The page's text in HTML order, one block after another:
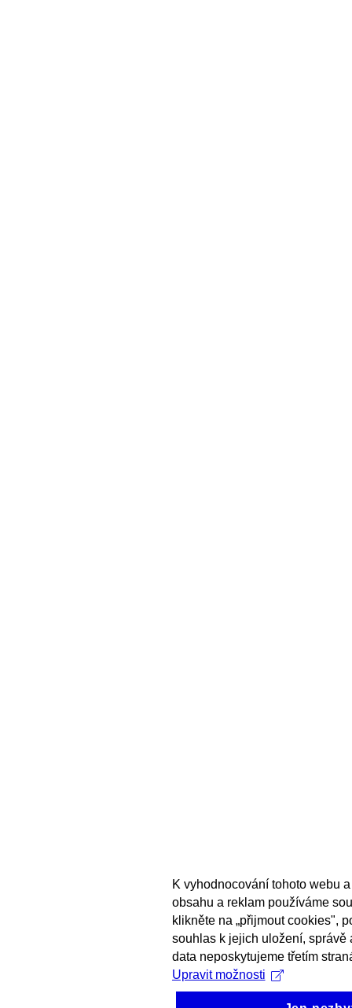
K vyhodnocování tohoto webu
obsahu a reklam používáme
klikněte na „přijmout cookies",
souhlas k jejich uložení, správě
data neposkytujeme třetím
Upravit možnosti